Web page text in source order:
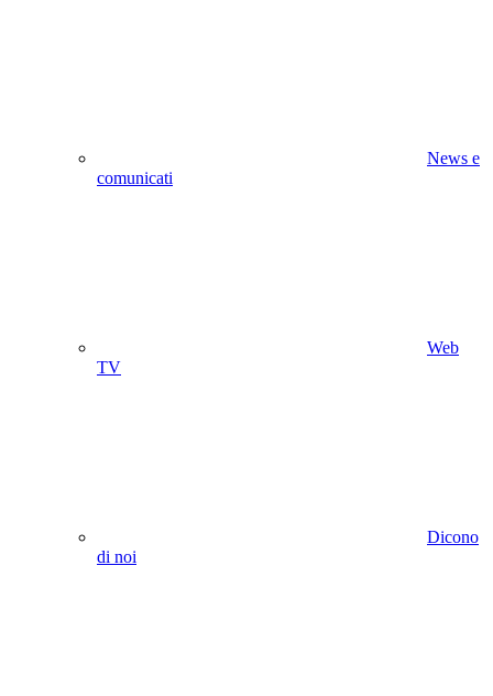
News e
comunicati
Web
TV
Dicono
di noi